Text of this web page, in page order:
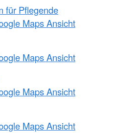
für Pflegende
Maps Ansicht
Maps Ansicht
Maps Ansicht
Maps Ansicht